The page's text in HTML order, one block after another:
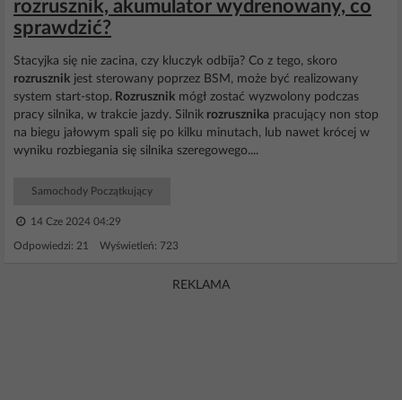
rozrusznik, akumulator wydrenowany, co
sprawdzić?
Stacyjka się nie zacina, czy kluczyk odbija? Co z tego, skoro
rozrusznik jest sterowany poprzez BSM, może być realizowany
system start-stop. Rozrusznik mógł zostać wyzwolony podczas
pracy silnika, w trakcie jazdy. Silnik rozrusznika pracujący non stop
na biegu jałowym spali się po kilku minutach, lub nawet krócej w
wyniku rozbiegania się silnika szeregowego....
Samochody Początkujący
14 Cze 2024 04:29
Odpowiedzi: 21 Wyświetleń: 723
REKLAMA